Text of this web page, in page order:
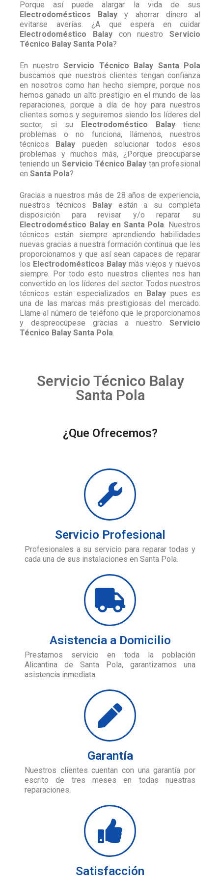
Porque así puede alargar la vida de sus
Electrodomésticos Balay y ahorrar dinero al
evitarse averías. ¿A que espera en cuidar
Electrodoméstico Balaycon nuestro Servicio
Técnico Balay Santa Pola?
En nuestro Servicio Técnico Balay Santa Pola
buscamos que nuestros clientes tengan confianza
en nosotros como han hecho siempre, porque nos
hemos ganado un alto prestigio en el mundo de las
reparaciones, porque a día de hoy para nuestros
clientes somos y seguiremos siendo los líderes del
sector, si su Electrodoméstico Balay tiene
problemas o no funciona, llámenos, nuestros
técnicos Balay pueden solucionar todos esos
problemas y muchos más, ¿Porque preocuparse
teniendo un Servicio Técnico Balay tan profesional
en Santa Pola?
Gracias a nuestros más de 28 años de experiencia,
nuestros técnicos Balayestán a su completa
disposición para revisar y/o reparar su
Electrodoméstico Balay en Santa Pola. Nuestros
técnicos están siempre aprendiendo habilidades
nuevas gracias a nuestra formación continua que les
proporcionamos y que así sean capaces de reparar
los Electrodomésticos Balay más viejos y nuevos
siempre. Por todo esto nuestros clientes nos han
convertido en los líderes del sector. Todos nuestros
técnicos están especializados en Balay pues es
una de las marcas más prestigiosas del mercado.
Llame al número de teléfono que le proporcionamos
y despreocúpese gracias a nuestro Servicio
Técnico Balay Santa Pola.
Servicio Técnico Balay
Santa Pola
¿Que Ofrecemos?
Servicio Profesional
Profesionales a su servicio para reparar todas y
cada una de sus instalaciones en Santa Pola.
Asistencia a Domicilio
Prestamos servicio en toda la población
Alicantina de Santa Pola, garantizamos una
asistencia inmediata.
Garantía
Nuestros clientes cuentan con una garantía por
escrito de tres meses en todas nuestras
reparaciones.
Satisfacción